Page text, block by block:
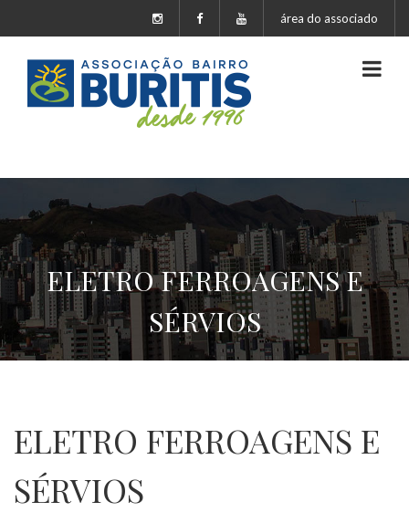
área do associado
ELETRO FERROAGENS E
SÉRVIOS
ELETRO FERROAGENS E
SÉRVIOS